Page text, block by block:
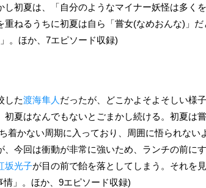
初夏は、「自分のようなマイナー妖怪は多く
ねるうちに初夏は自ら「嘗女(なめおんな)」
。ほか、7エピソード収録)
した渡海隼人 だったが、どこかよそよそしい様
夏はなんでもないとごまかし続ける。初夏は
着かない周期に入っており、周囲に悟られない
今回は衝動が非常に強いため、ランチの前に
坂光子が目の前で飴を落としてしまう。それを
」。ほか、9エピソード収録)